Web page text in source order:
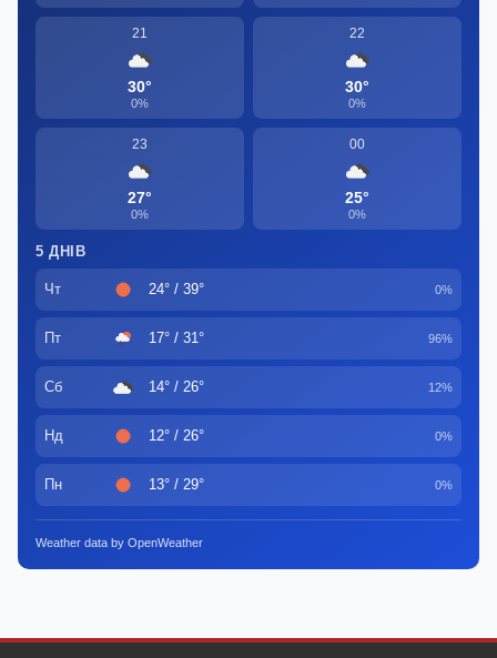
21
30°
0%
22
30°
0%
23
27°
0%
00
25°
0%
5 ДНІВ
Чт 24° / 39° 0%
Пт 17° / 31° 96%
Сб 14° / 26° 12%
Нд 12° / 26° 0%
Пн 13° / 29° 0%
Weather data by OpenWeather